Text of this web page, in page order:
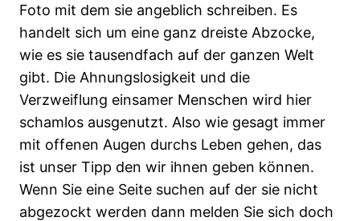
Foto mit dem sie angeblich schreiben. Es
handelt sich um eine ganz dreiste Abzocke,
wie es sie tausendfach auf der ganzen Welt
gibt. Die Ahnungslosigkeit und die
Verzweiflung einsamer Menschen wird hier
schamlos ausgenutzt. Also wie gesagt immer
mit offenen Augen durchs Leben gehen, das
ist unser Tipp den wir ihnen geben können.
Wenn Sie eine Seite suchen auf der sie nicht
abgezockt werden dann melden Sie sich doch